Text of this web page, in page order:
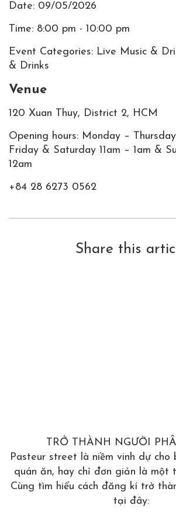
Date: 09/05/2026
Time: 8:00 pm - 10:00 pm
Event Categories: Live Music &
& Drinks
Venue
120 Xuan Thuy, District 2, HCM
Opening hours: Monday –
Friday & Saturday 11am – 1am &
12am
+84 28 6273 0562
Share this
TRỞ THÀNH NGƯỜI
Pasteur street là niềm vinh dự cho
quán ăn, hay chỉ đơn giản là một
Cùng tìm hiểu cách đăng kí trở
tại đây: